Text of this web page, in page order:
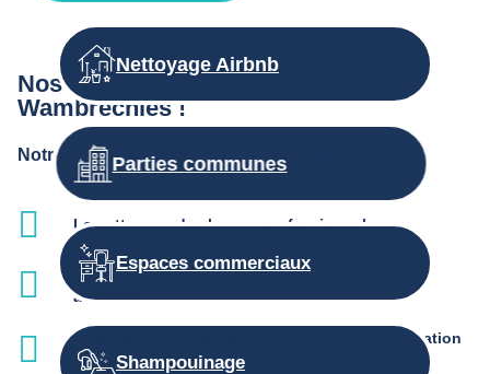
Nos autres prestations d’entretien à
Wambrechies !
Notre équipe de professionnels réalise :
Le nettoyage des locaux professionnels
L'entretien des parties communes et services
associés
La propreté de l’appartement ou maison en location
saisonnière
Nettoyage Airbnb
Parties communes
Espaces commerciaux
Shampouinage